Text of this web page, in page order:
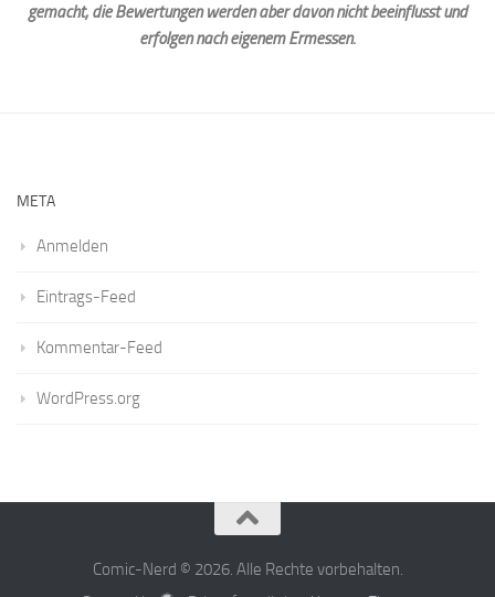
gemacht, die Bewertungen werden aber davon nicht beeinflusst und
erfolgen nach eigenem Ermessen.
META
Anmelden
Eintrags-Feed
Kommentar-Feed
WordPress.org
Comic-Nerd © 2026. Alle Rechte vorbehalten.